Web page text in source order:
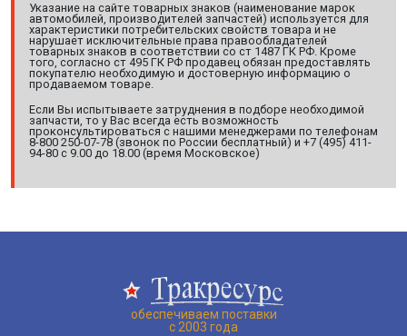
Указание на сайте товарных знаков (наименование марок
автомобилей, производителей запчастей) используется для
характеристики потребительских свойств товара и не
нарушает исключительные права правообладателей
товарных знаков в соответствии со ст 1487 ГК РФ. Кроме
того, согласно ст 495 ГК РФ продавец обязан предоставлять
покупателю необходимую и достоверную информацию о
продаваемом товаре.
Если Вы испытываете затруднения в подборе необходимой
запчасти, то у Вас всегда есть возможность
проконсультироваться с нашими менеджерами по телефонам
8-800 250-07-78 (звонок по России бесплатный) и +7 (495) 411-
94-80 с 9.00 до 18.00 (время Московское)
обеспечиваем поставки
с 2003 года